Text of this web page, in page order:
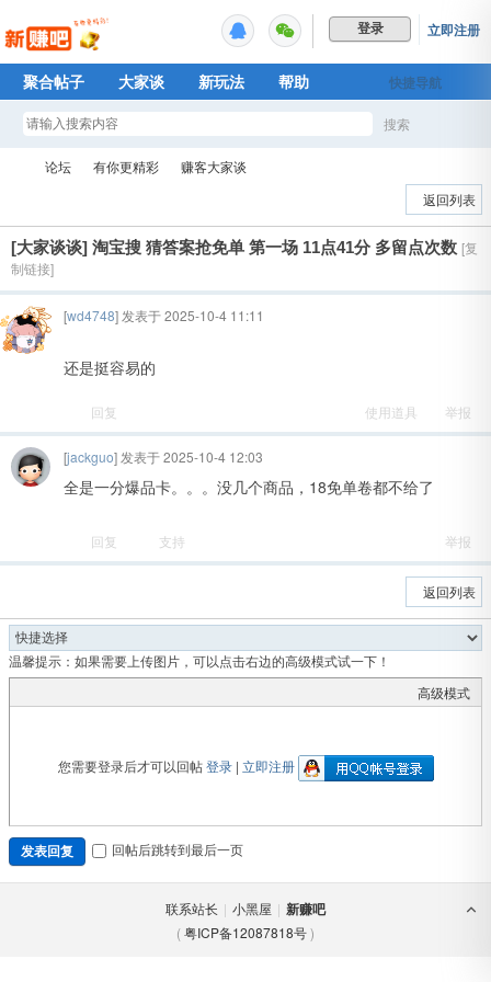
登录 立即注册
快捷导航
聚合帖子 大家谈 新玩法
帮助
Plus权益
搜索
索
新
赚
»
论坛
›
有你更精彩
›
赚客大家谈
返回列表
[大家谈谈] 淘宝搜 猜答案抢免单 第一场 11点41分 多留点次数 [复
制链接]
[wd4748] 发表于 2025-10-4 11:11
还是挺容易的
回复 使用道具 举报
[jackguo] 发表于 2025-10-4 12:03
全是一分爆品卡。。。没几个商品，18免单卷都不给了
回复 支持 举报
返回列表
温馨提示：如果需要上传图片，可以点击右边的高级模式试一下！
高级模式
您需要登录后才可以回帖登录| 立即注册
发表回复 回帖后跳转到最后一页
联系站长 | 小黑屋 | 新赚吧
(粤ICP备12087818号)